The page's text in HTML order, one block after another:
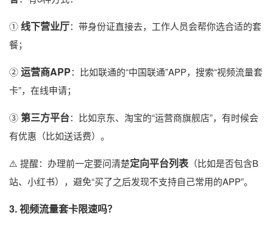
①线下营业厅：带身份证直接去，工作人员会帮你选合适的套
餐；
②运营商APP：比如联通的“中国联通”APP，搜索“视频流量套
卡”，在线申请；
③第三方平台：比如京东、淘宝的“运营商旗舰店”，有时候会
有优惠（比如送话费）。
⚠️ 提醒：办理前一定要问清楚定向平台列表 （比如是否包含B
站、小红书），避免“买了之后发现不支持自己常用的APP”。
3. 视频流量套卡限速吗？